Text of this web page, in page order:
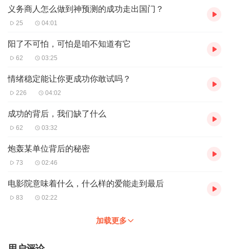
义务商人怎么做到神预测的成功走出国门？
25 04:01
阳了不可怕，可怕是咱不知道有它
62 03:25
情绪稳定能让你更成功你敢试吗？
226 04:02
成功的背后，我们缺了什么
62 03:32
炮轰某单位背后的秘密
73 02:46
电影院意味着什么，什么样的爱能走到最后
83 02:22
加载更多